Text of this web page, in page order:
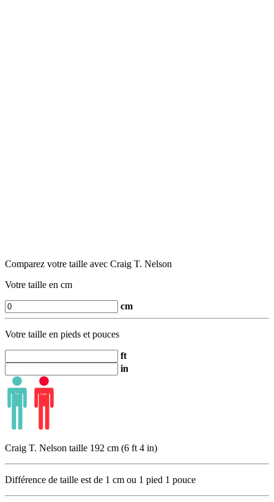
Comparez votre taille avec Craig T. Nelson
Votre taille en cm
cm
Votre taille en pieds et pouces
ft
in
Craig T. Nelson taille 192 cm (6 ft 4 in)
Différence de taille est de 1 cm ou 1 pied 1 pouce